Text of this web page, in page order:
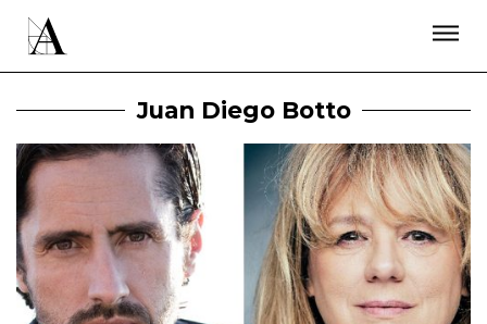
Juan Diego Botto
ÚNETE A LA ACADEMIA DE CINE
PRENSA
NEWSLETTER